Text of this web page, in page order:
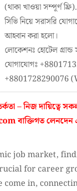
(থাকা খাওয়া সম্পূর্ণ ফ্রি).
সিভি নিয়ে সরাসরি
আহবান করা হলো।
লোকেশনঃ হোটেল গ্রান্ড
যোগাযোগঃ
+8801728290076
– নিজ দায়িত্বে
বাক্তিগত
job market,
for career
come in,